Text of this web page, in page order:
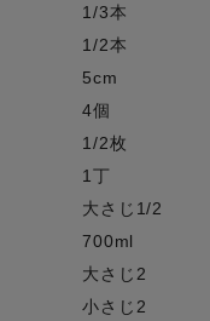
1/3本
1/2本
5cm
4個
1/2枚
1丁
大さじ1/2
700ml
大さじ2
小さじ2